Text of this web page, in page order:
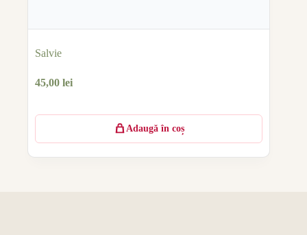
Salvie
45,00 lei
Adaugă în coș